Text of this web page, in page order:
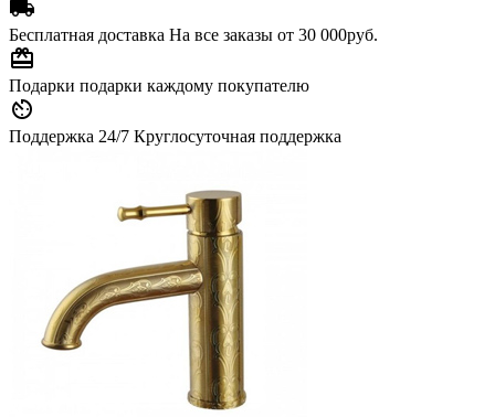

Бесплатная доставка На все заказы от 30 000руб.

Подарки подарки каждому покупателю

Поддержка 24/7 Круглосуточная поддержка